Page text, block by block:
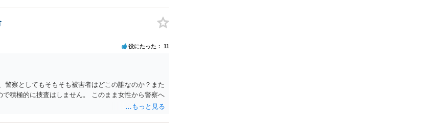
役にたった 11
警察としてもそもそも被害者はどこの誰なのか？また
積極的に捜査はしません。 このまま女性から警察へ